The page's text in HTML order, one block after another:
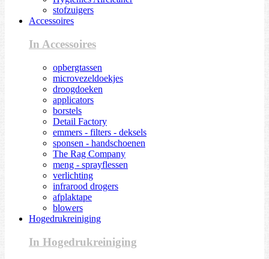
stofzuigers
Accessoires
In Accessoires
opbergtassen
microvezeldoekjes
droogdoeken
applicators
borstels
Detail Factory
emmers - filters - deksels
sponsen - handschoenen
The Rag Company
meng - sprayflessen
verlichting
infrarood drogers
afplaktape
blowers
Hogedrukreiniging
In Hogedrukreiniging